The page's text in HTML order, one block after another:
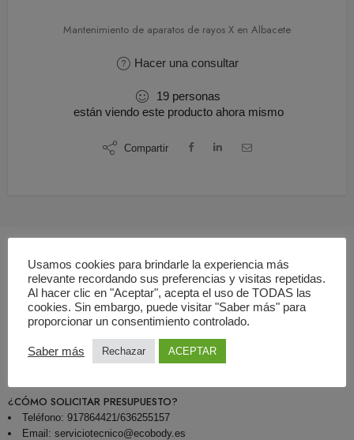
Mantenimiento de aparatos de rayos X en Albacete
Hacer una consultar
19 personas
están viendo este producto ahora mismo
Compartir
Descripción
¿QUÉ INCLUYE LA OFERTA?
Servicio de mantenimiento preventivo de aparatos de rayos X
Informe emitido por empresa autorizada por el CSN
¿CÓMO SOLICITAR PRESUPUESTO?
Teléfono: 917864421/636255157
Email: serviciotecnico@ecobody.es
Usamos cookies para brindarle la experiencia más
relevante recordando sus preferencias y visitas repetidas.
Al hacer clic en "Aceptar", acepta el uso de TODAS las
cookies. Sin embargo, puede visitar "Saber más" para
proporcionar un consentimiento controlado.
Saber más Rechazar ACEPTAR